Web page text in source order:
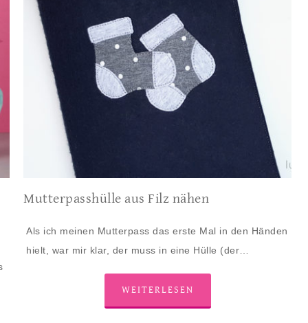
Mutterpasshülle aus Filz nähen
Als ich meinen Mutterpass das erste Mal in den Händen
hielt, war mir klar, der muss in eine Hülle (der…
WEITERLESEN